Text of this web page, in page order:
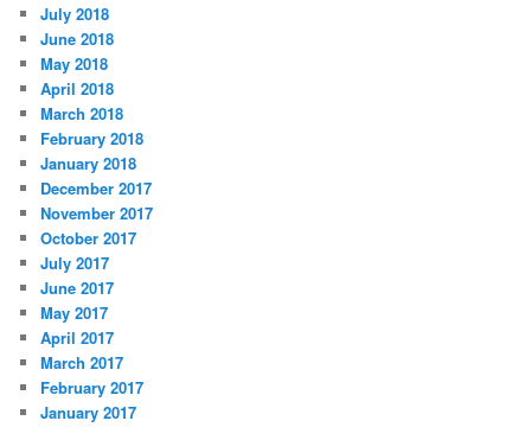
July 2018
June 2018
May 2018
April 2018
March 2018
February 2018
January 2018
December 2017
November 2017
October 2017
July 2017
June 2017
May 2017
April 2017
March 2017
February 2017
January 2017